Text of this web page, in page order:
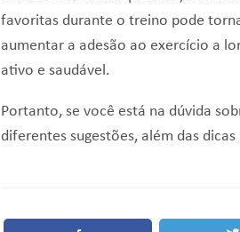
favoritas durante o treino pode
aumentar a adesão ao exercício a
ativo e saudável.
Portanto, se você está na dúvida
diferentes sugestões, além das